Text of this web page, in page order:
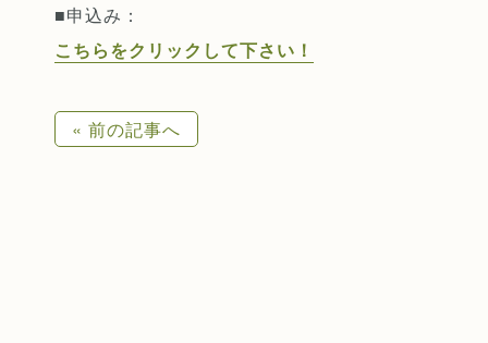
■申込み：
こちらをクリックして下さい！
« 前の記事へ